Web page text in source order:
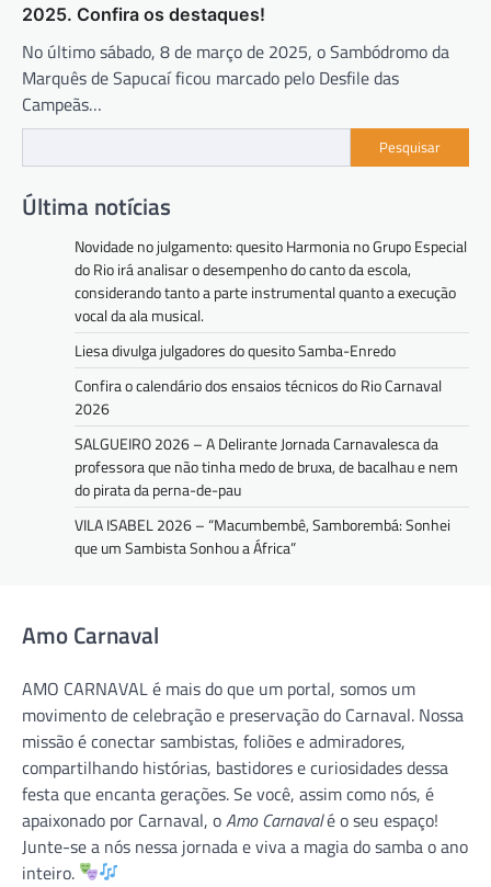
2025. Confira os destaques!
No último sábado, 8 de março de 2025, o Sambódromo da
Marquês de Sapucaí ficou marcado pelo Desfile das
Campeãs…
Pesquisar
Última notícias
Novidade no julgamento: quesito Harmonia no Grupo Especial
do Rio irá analisar o desempenho do canto da escola,
considerando tanto a parte instrumental quanto a execução
vocal da ala musical.
Liesa divulga julgadores do quesito Samba-Enredo
Confira o calendário dos ensaios técnicos do Rio Carnaval
2026
SALGUEIRO 2026 – A Delirante Jornada Carnavalesca da
professora que não tinha medo de bruxa, de bacalhau e nem
do pirata da perna-de-pau
VILA ISABEL 2026 – “Macumbembê, Samborembá: Sonhei
que um Sambista Sonhou a África”
Amo Carnaval
AMO CARNAVAL é mais do que um portal, somos um
movimento de celebração e preservação do Carnaval. Nossa
missão é conectar sambistas, foliões e admiradores,
compartilhando histórias, bastidores e curiosidades dessa
festa que encanta gerações. Se você, assim como nós, é
apaixonado por Carnaval, oAmo Carnavalé o seu espaço!
Junte-se a nós nessa jornada e viva a magia do samba o ano
inteiro.